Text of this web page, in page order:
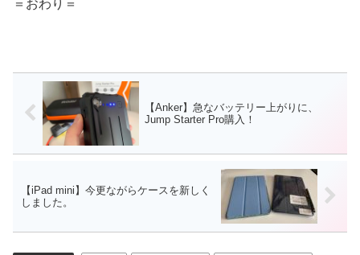
＝おわり＝
【Anker】急なバッテリー上がりに、
Jump Starter Pro購入！
【iPad mini】今更ながらケースを新しく
しました。